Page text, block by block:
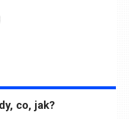
co, jak?